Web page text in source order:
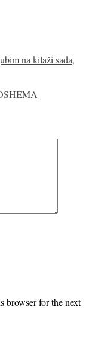
na kilaži sada,
browser for the next